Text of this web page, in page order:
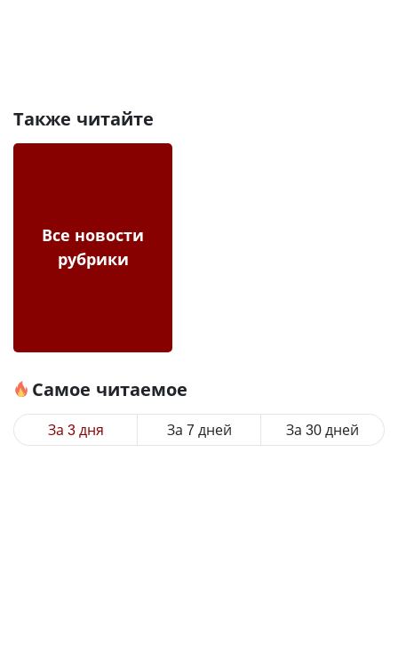
Также читайте
Все новости
рубрики
Самое читаемое
За 3 дня За 7 дней За 30 дней